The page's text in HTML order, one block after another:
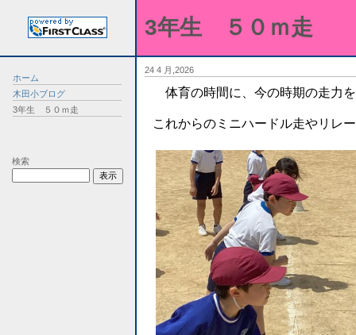
ホーム
木田小ブログ
3年生 ５０ｍ走
検索
3年生 ５０ｍ走
24 4 月,2026
体育の時間に、今の時期の走力
これからのミニハードル走やリレ